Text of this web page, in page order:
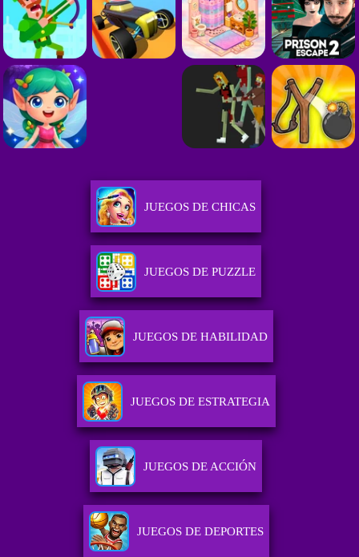
JUEGOS DE CHICAS
JUEGOS DE PUZZLE
JUEGOS DE HABILIDAD
JUEGOS DE ESTRATEGIA
JUEGOS DE ACCIÓN
JUEGOS DE DEPORTES